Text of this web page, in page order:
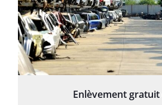
Enlèvement gratuit